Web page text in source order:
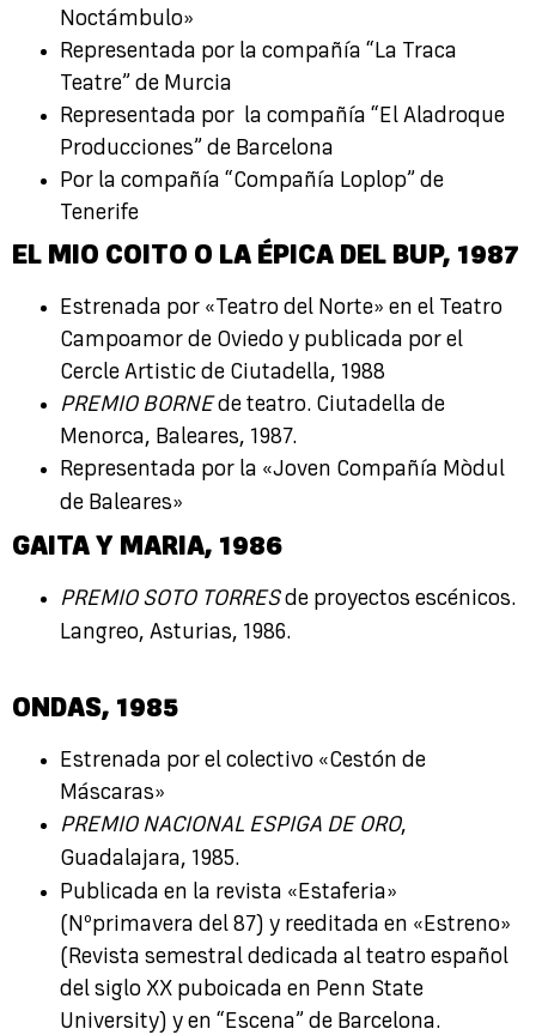
Noctámbulo»
Representada por la compañía “La Traca
Teatre” de Murcia
Representada por la compañía “El Aladroque
Producciones” de Barcelona
Por la compañía “Compañía Loplop” de
Tenerife
EL MIO COITO O LA ÉPICA DEL BUP, 1987
Estrenada por «Teatro del Norte» en el Teatro
Campoamor de Oviedo y publicada por el
Cercle Artistic de Ciutadella, 1988
PREMIO BORNE de teatro. Ciutadella de
Menorca, Baleares, 1987.
Representada por la «Joven Compañía Mòdul
de Baleares»
GAITA Y MARIA, 1986
PREMIO SOTO TORRESde proyectos escénicos.
Langreo, Asturias, 1986.
ONDAS, 1985
Estrenada por el colectivo «Cestón de
Máscaras»
PREMIO NACIONAL ESPIGA DE ORO,
Guadalajara, 1985.
Publicada en la revista «Estaferia»
(Nºprimavera del 87) y reeditada en «Estreno»
(Revista semestral dedicada al teatro español
del siglo XX puboicada en Penn State
University) y en “Escena” de Barcelona.